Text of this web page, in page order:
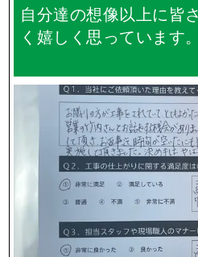
自分達の想像以上に皆
く嬉しく思っています。